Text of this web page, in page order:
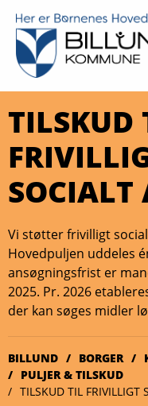
TILSKUD
SOCIALT
Vi støtter frivilligt
Hovedpuljen uddeles
ansøgningsfrist er
2025. Pr. 2026
der kan søges midler
BILLUND BORGER
PULJER & TILSKUD
TILSKUD TIL FRIVILLIGT